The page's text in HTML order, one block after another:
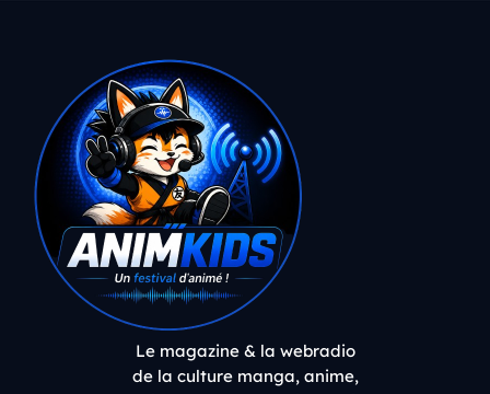
Le magazine & la webradio
de la culture manga, anime,